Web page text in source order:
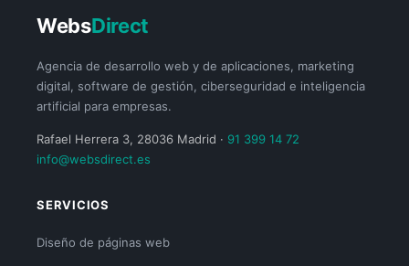
WebsDirect
Agencia de desarrollo web y de aplicaciones, marketing
digital, software de gestión, ciberseguridad e inteligencia
artificial para empresas.
Rafael Herrera 3, 28036 Madrid · 91 399 14 72
info@websdirect.es
SERVICIOS
Diseño de páginas web